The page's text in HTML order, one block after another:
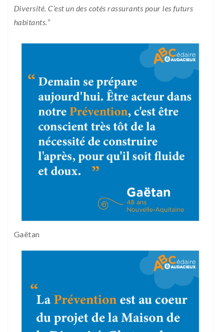
Diversité. C’est un des cotés rassurants pour les futurs
habitants.”
Gaëtan